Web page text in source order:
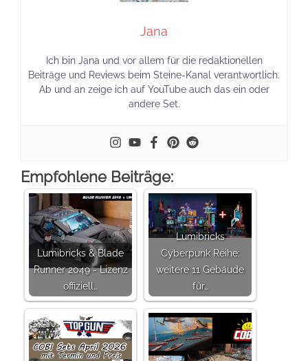
Jana
Ich bin Jana und vor allem für die redaktionellen
Beiträge und Reviews beim Steine-Kanal verantwortlich.
Ab und an zeige ich auf YouTube auch das ein oder
andere Set.
Empfohlene Beiträge:
Lumibricks & Blade
Runner 2049 - Lizenz
offiziell…
Lumibricks
Cyberpunk Reihe:
weitere 11 Gebäude
für…